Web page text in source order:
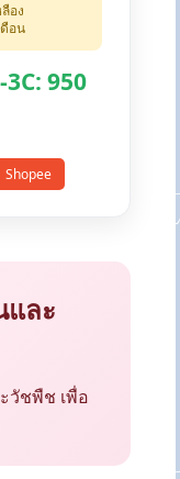
อง
อน
950
Shopee
ละ
วัชพืช เพื่อ